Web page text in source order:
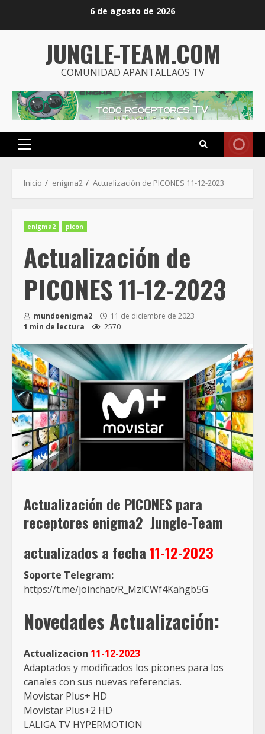
6 de agosto de 2026
JUNGLE-TEAM.COM
COMUNIDAD APANTALLAOS TV
Menú
Inicio enigma2 Actualización de PICONES 11-12-2023
enigma2 picon
Actualización de
PICONES 11-12-2023
mundoenigma2
11 de diciembre de 2023
1 min de lectura
2570
Actualización de PICONES para
receptores enigma2 Jungle-Team
actualizados a fecha11-12-2023
Soporte Telegram:
https://t.me/joinchat/R_MzlCWf4Kahgb5G
Novedades Actualización:
Actualizacion 11-12-2023
Adaptados y modificados los picones para los
canales con sus nuevas referencias.
Movistar Plus+ HD
Movistar Plus+2 HD
LALIGA TV HYPERMOTION